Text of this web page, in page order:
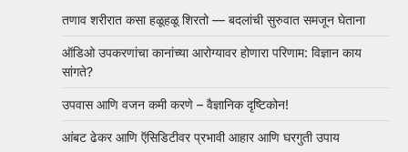
तणाव शरीरात कसा हळूहळू शिरतो — बदलांची सुरुवात समजून घेताना
ऑडिओ उपकरणांचा कानांच्या आरोग्यावर होणारा परिणाम: विज्ञान काय
सांगते?
उपवास आणि वजन कमी करणे – वैज्ञानिक दृष्टिकोन!
आंबट ढेकर आणि ऍसिडिटीवर प्रभावी आहार आणि घरगुती उपाय